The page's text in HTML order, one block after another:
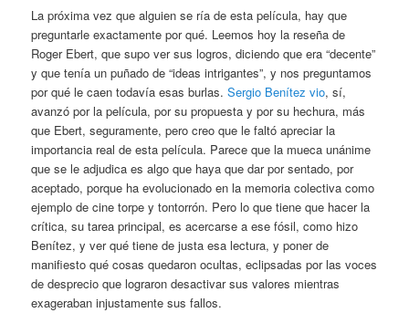
La próxima vez que alguien se ría de esta película, hay que
preguntarle exactamente por qué. Leemos hoy la reseña de
Roger Ebert, que supo ver sus logros, diciendo que era “decente”
y que tenía un puñado de “ideas intrigantes”, y nos preguntamos
por qué le caen todavía esas burlas.Sergio Benítez vio, sí,
avanzó por la película, por su propuesta y por su hechura, más
que Ebert, seguramente, pero creo que le faltó apreciar la
importancia real de esta película. Parece que la mueca unánime
que se le adjudica es algo que haya que dar por sentado, por
aceptado, porque ha evolucionado en la memoria colectiva como
ejemplo de cine torpe y tontorrón. Pero lo que tiene que hacer la
crítica, su tarea principal, es acercarse a ese fósil, como hizo
Benítez, y ver qué tiene de justa esa lectura, y poner de
manifiesto qué cosas quedaron ocultas, eclipsadas por las voces
de desprecio que lograron desactivar sus valores mientras
exageraban injustamente sus fallos.